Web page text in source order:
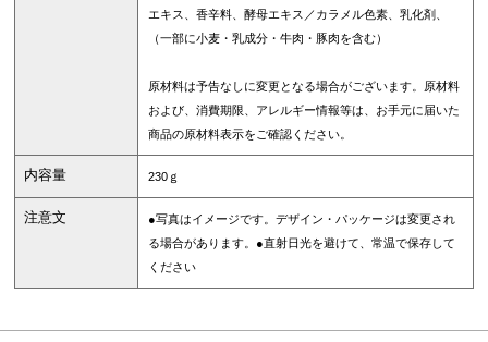
エキス、香辛料、酵母エキス／カラメル色素、乳化剤、
（一部に小麦・乳成分・牛肉・豚肉を含む）
原材料は予告なしに変更となる場合がございます。原材料
および、消費期限、アレルギー情報等は、お手元に届いた
商品の原材料表示をご確認ください。
内容量 230ｇ
注意文
●写真はイメージです。デザイン・パッケージは変更され
る場合があります。●直射日光を避けて、常温で保存して
ください